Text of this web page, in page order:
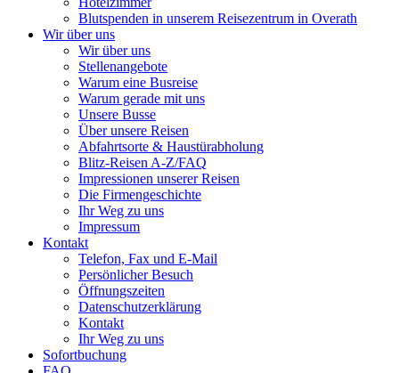
Blutspenden in unserem Reisezentrum in Overath
Wir über uns
Wir über uns
Stellenangebote
Warum eine Busreise
Warum gerade mit uns
Unsere Busse
Über unsere Reisen
Abfahrtsorte & Haustürabholung
Blitz-Reisen A-Z/FAQ
Impressionen unserer Reisen
Die Firmengeschichte
Ihr Weg zu uns
Impressum
Kontakt
Telefon, Fax und E-Mail
Persönlicher Besuch
Öffnungszeiten
Datenschutzerklärung
Kontakt
Ihr Weg zu uns
Sofortbuchung